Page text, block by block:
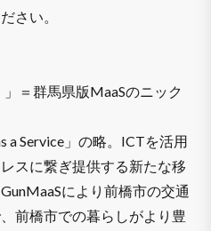
さい。
」＝群馬県版MaaSのニック
a Service」の略。ICTを活用
スに繋ぎ提供する新たな移
により前橋市の交通
前橋市での暮らしがより豊